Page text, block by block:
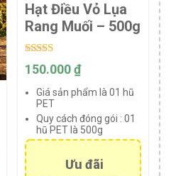
Hạt Điều Vỏ Lụa
Rang Muối – 500g
Rated
5.00
150.000₫
Giá sản phẩm là 01 hũ
PET
Quy cách đóng gói : 01
hũ PET là 500g
Ưu đãi